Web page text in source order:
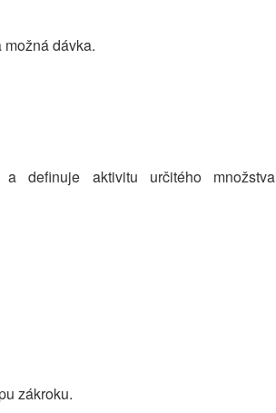
dávka.
definuje aktivitu určitého množstva
zákroku.